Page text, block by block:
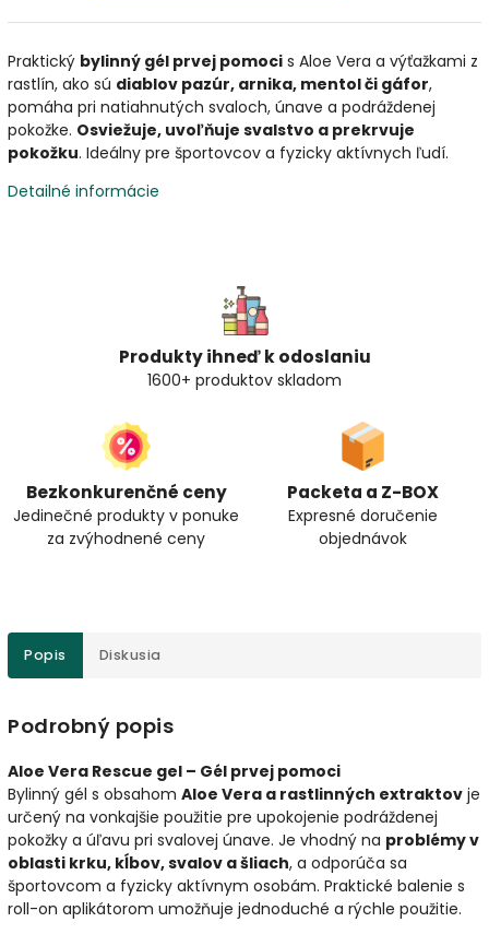
Praktický bylinný gél prvej pomoci s Aloe Vera a výťažkami z
rastlín, ako sú diablov pazúr, arnika, mentol či gáfor,
pomáha pri natiahnutých svaloch, únave a podráždenej
pokožke. Osviežuje, uvoľňuje svalstvo a prekrvuje
pokožku. Ideálny pre športovcov a fyzicky aktívnych ľudí.
Detailné informácie
Produkty ihneď k odoslaniu
1600+ produktov skladom
Bezkonkurenčné ceny
Jedinečné produkty v ponuke
za zvýhodnené ceny
Packeta a Z-BOX
Expresné doručenie
objednávok
Popis Diskusia
Podrobný popis
Aloe Vera Rescue gel – Gél prvej pomoci
Bylinný gél s obsahom Aloe Vera a rastlinných extraktov je
určený na vonkajšie použitie pre upokojenie podráždenej
pokožky a úľavu pri svalovej únave. Je vhodný na problémy v
oblasti krku, kĺbov, svalov a šliach, a odporúča sa
športovcom a fyzicky aktívnym osobám. Praktické balenie s
roll-on aplikátorom umožňuje jednoduché a rýchle použitie.